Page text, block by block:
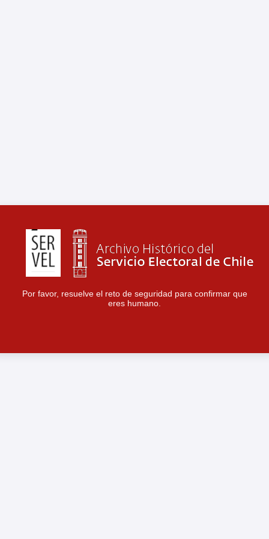
Por favor, resuelve el reto de seguridad para confirmar que
eres humano.